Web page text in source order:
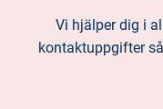
Vi hjälper dig i
kontaktuppgifter